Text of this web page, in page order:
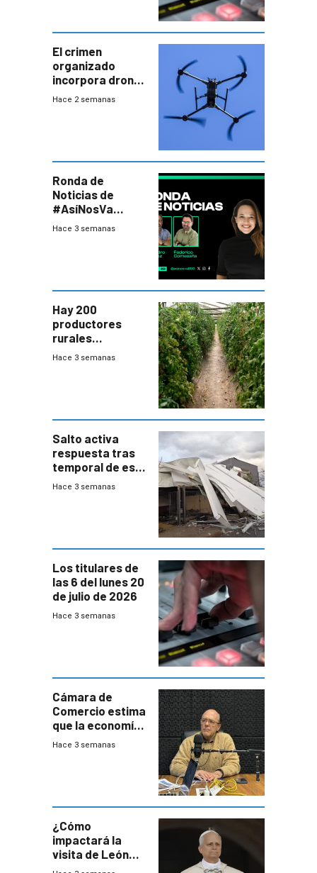
El crimen
organizado
incorpora drones
y abre un nuevo
Hace 2 semanas
Ronda de
Noticias de
#AsíNosVa
(20/7/26)
Hace 3 semanas
Hay 200
productores
rurales
afectados tras
Hace 3 semanas
Salto activa
respuesta tras
temporal de este
sábado con
Hace 3 semanas
Los titulares de
las 6 del lunes 20
de julio de 2026
Hace 3 semanas
Cámara de
Comercio estima
que la economía
crecerá 1,6%
Hace 3 semanas
¿Cómo
impactará la
visita de León
XIV a Uruguay?